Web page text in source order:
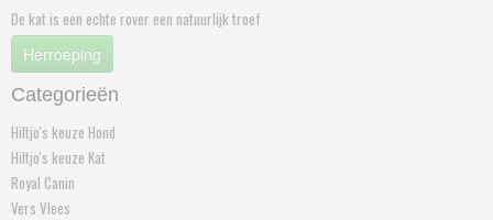
De kat is een echte rover een natuurlijk troef
Herroeping
Categorieën
Hiltjo's keuze Hond
Hiltjo's keuze Kat
Royal Canin
Vers Vlees